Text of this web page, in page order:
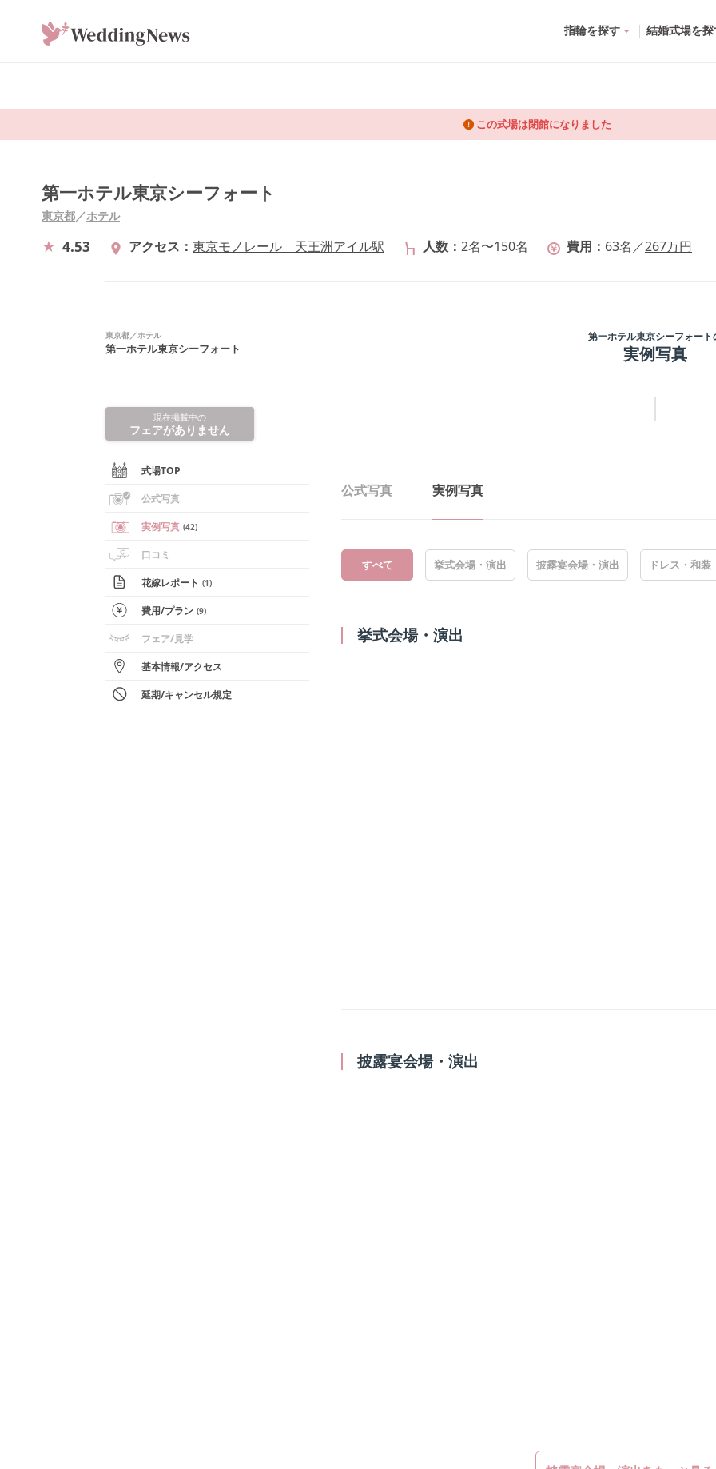
指輪を探す 結婚式場を
この式場は閉館になりました
第一ホテル東京シーフォート
東京都／ホテル
4.53 アクセス 東京モノレール 天王洲アイル駅 人数 2名〜150名 費用 63名 ／267万円
東京都／ホテル
第一ホテル東京シーフォート
現在掲載中の
フェアがありません
式場TOP
公式写真
実例写真 (42)
口コミ
花嫁レポート (1)
費用/プラン (9)
フェア/見学
基本情報/アクセス
延期/キャンセル規定
第一ホテル東京シーフォート
実例写真
公式写真 実例写真
すべて 挙式会場・演出 披露宴会場・演出 ドレス・和装
挙式会場・演出
披露宴会場・演出